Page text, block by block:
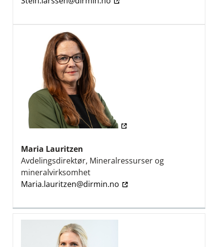
Maria Lauritzen
Avdelingsdirektør, Mineralressurser og
mineralvirksomhet
Maria.lauritzen@dirmin.no